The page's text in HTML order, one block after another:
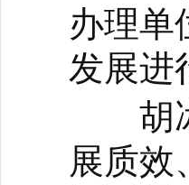
办理单
发展进
胡冰
展质效